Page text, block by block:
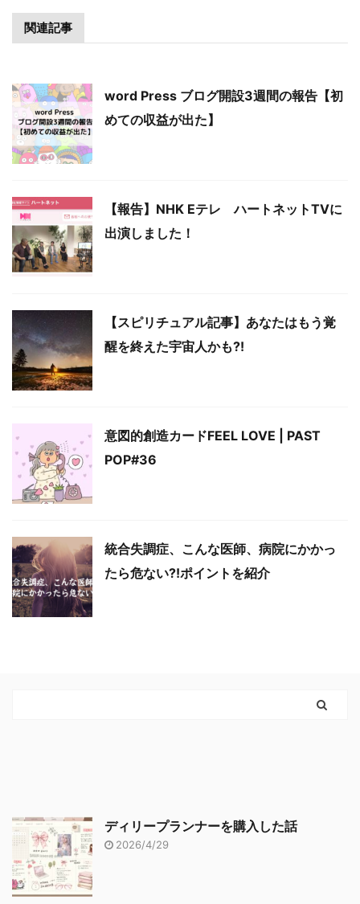
関連記事
word Press ブログ開設3週間の報告【初
めての収益が出た】
【報告】NHK Eテレ ハートネットTVに
出演しました！
【スピリチュアル記事】あなたはもう覚
醒を終えた宇宙人かも?!
意図的創造カードFEEL LOVE | PAST
POP#36
統合失調症、こんな医師、病院にかかっ
たら危ない?!ポイントを紹介
ディリープランナーを購入した話
2026/4/29